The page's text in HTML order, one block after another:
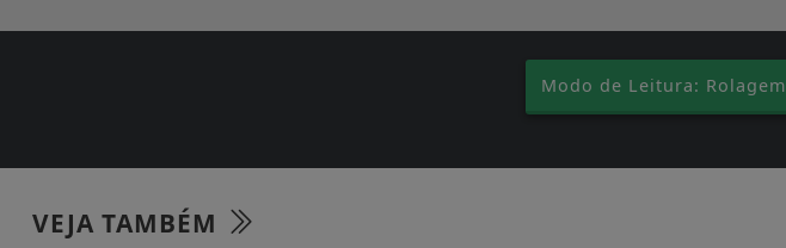
Modo de Leitura: Rolagem
VEJA TAMBÉM